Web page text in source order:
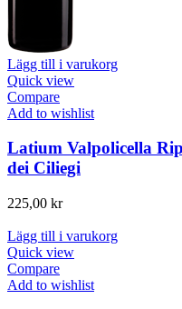
Lägg till i varukorg
Quick view
Compare
Add to wishlist
Latium Valpolicella
dei Ciliegi
225,00 kr
Lägg till i varukorg
Quick view
Compare
Add to wishlist